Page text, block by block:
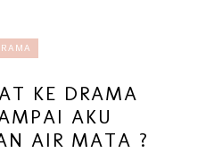
KE DRAMA
AKU
AIR MATA ?